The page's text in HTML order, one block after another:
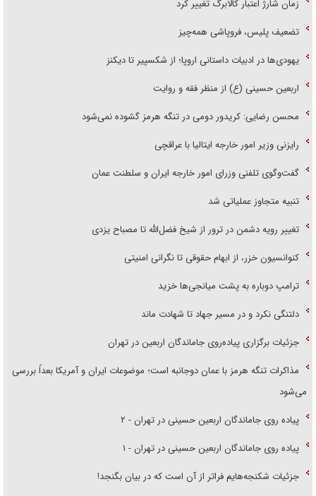
زمان شارژ اعتبار کالابرگ تغییر کرد
تضعیف پلیس، فروپاشی همه‌چیز
یهودی‌ها در ادبیات داستانی اروپا؛ از شکسپیر تا دیکنز
اربعین حسینی (ع) از منظر فقه و روایت
محسن رضایی: کریدور دومی در تنگه هرمز گشوده نمی‌شود
رایزنی وزیر امور خارجه ایتالیا با عراقچی
گفت‌وگوی تلفنی وزرای امور خارجه ایران و سلطنت عمان
تنبیه متجاوز عملیاتی شد
تغییر رویه دشمن در ترور از شیخ فضل‌الله تا مصباح یزدی
کنوانسیون خزر، از ابهام حقوقی تا نگرانی امنیتی
ترامپ دوباره به پشت میانجی‌ها خزید
دلتنگی نکرد و در مسیر جهاد تا شهادت ماند
جزئیات برگزاری پیاده‌روی جاماندگان اربعین در تهران
مذاکرات تنگه هرمز با عمان دوجانبه است؛ موضوعات ایران و آمریکا بعداً بررسی
می‌شود
پیاده روی جاماندگان اربعین حسینی در تهران - ۲
پیاده روی جاماندگان اربعین حسینی در تهران - ۱
جزئیات شکنجه‌هایم فراتر از آن است که در بیان بگنجد!